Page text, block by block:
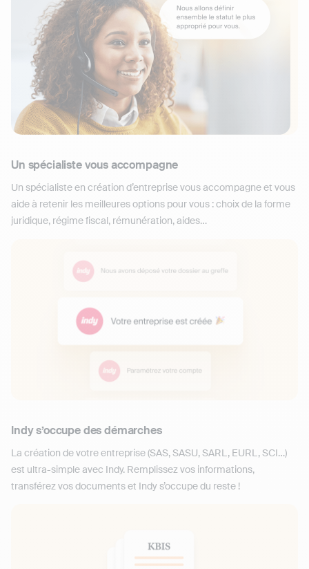
Un spécialiste vous accompagne
Un spécialiste en création d’entreprise vous accompagne et vous
aide à retenir les meilleures options pour vous : choix de la forme
juridique, régime fiscal, rémunération, aides…
Indy s’occupe des démarches
La création de votre entreprise (SAS, SASU, SARL, EURL, SCI…)
est ultra-simple avec Indy. Remplissez vos informations,
transférez vos documents et Indy s’occupe du reste !